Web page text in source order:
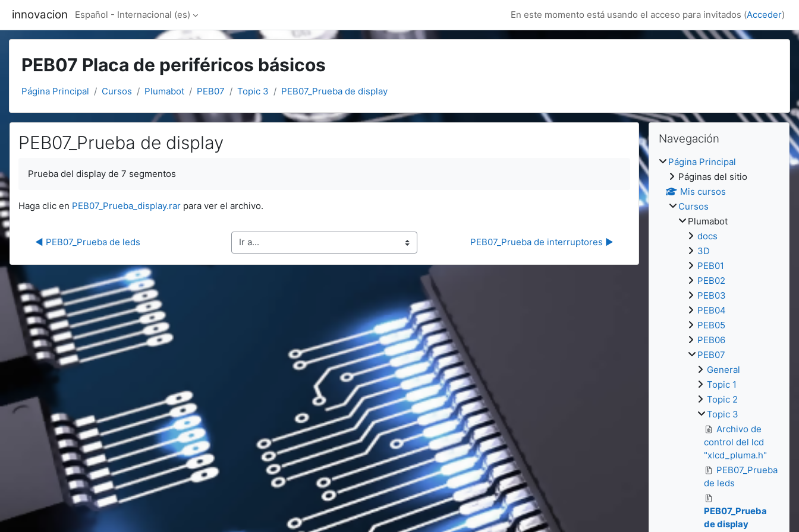
innovacion Español - Internacional ‎(es)‎ En este momento está usando el acceso para invitados (Acceder)
PEB07 Placa de periféricos básicos
Página Principal Cursos Plumabot PEB07 Topic 3 PEB07_Prueba de display
PEB07_Prueba de display
Prueba del display de 7 segmentos
Haga clic en PEB07_Prueba_display.rar para ver el archivo.
◀︎ PEB07_Prueba de leds Ir a... PEB07_Prueba de interruptores ▶︎
Bloques
Bloques
Salta Navegación
Navegación
Página Principal
Páginas del sitio
Mis cursos
Cursos
Plumabot
docs
3D
PEB01
PEB02
PEB03
PEB04
PEB05
PEB06
PEB07
General
Topic 1
Topic 2
Topic 3
Archivo de
control del lcd
"xlcd_pluma.h"
PEB07_Prueba
de leds
PEB07_Prueba
de display